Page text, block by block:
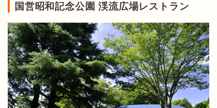
国営昭和記念公園 渓流広場レストラン